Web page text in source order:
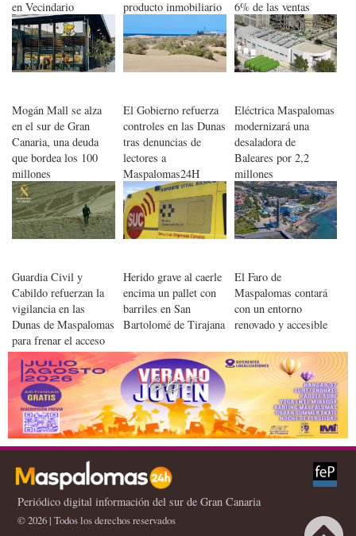
en Vecindario
moviliza a bomberos y
fuerzas de seguridad
producto inmobiliario
ya prepara nuevas
inversiones
6% de las ventas
Mogán Mall se alza
en el sur de Gran
Canaria, una deuda
que bordea los 100
millones
El Gobierno refuerza
controles en las Dunas
tras denuncias de
lectores a
Maspalomas24H
Eléctrica Maspalomas
modernizará una
desaladora de
Baleares por 2,2
millones
Guardia Civil y
Cabildo refuerzan la
vigilancia en las
Dunas de Maspalomas
para frenar el acceso
ilegal y proteger su
biodiversidad
Herido grave al caerle
encima un pallet con
barriles en San
Bartolomé de Tirajana
El Faro de
Maspalomas contará
con un entorno
renovado y accesible
Periódico digital información del sur de Gran Canaria
© 2026 | Todos los derechos reservados